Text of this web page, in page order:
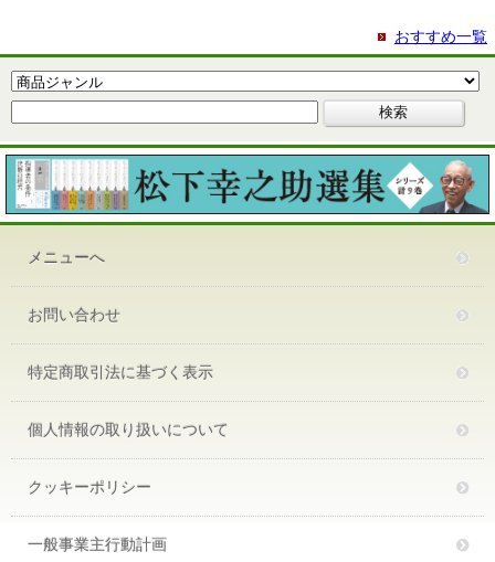
おすすめ一覧
メニューへ
お問い合わせ
特定商取引法に基づく表示
個人情報の取り扱いについて
クッキーポリシー
一般事業主行動計画